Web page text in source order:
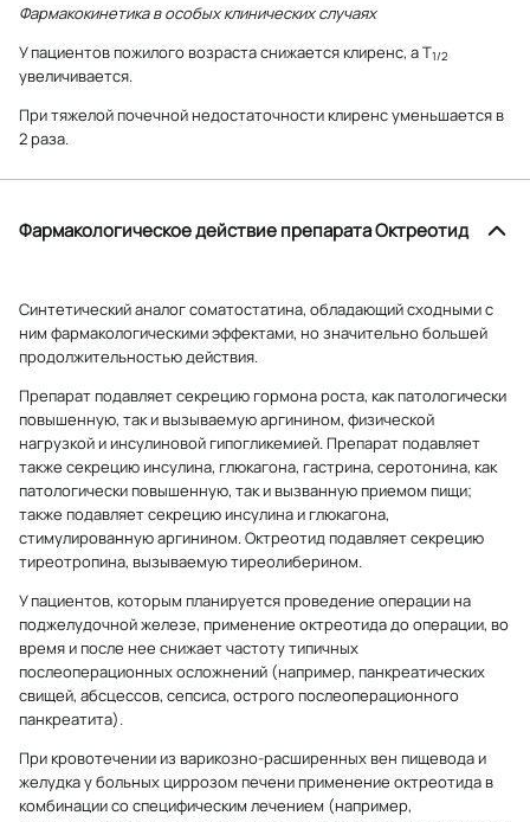
Фармакокинетика в особых клинических случаях
У пациентов пожилого возраста снижается клиренс, а T1/2
увеличивается.
При тяжелой почечной недостаточности клиренс уменьшается в
2 раза.
Фармакологическое действие препарата Октреотид
Синтетический аналог соматостатина, обладающий сходными с
ним фармакологическими эффектами, но значительно большей
продолжительностью действия.
Препарат подавляет секрецию гормона роста, как патологически
повышенную, так и вызываемую аргинином, физической
нагрузкой и инсулиновой гипогликемией. Препарат подавляет
также секрецию инсулина, глюкагона, гастрина, серотонина, как
патологически повышенную, так и вызванную приемом пищи;
также подавляет секрецию инсулина и глюкагона,
стимулированную аргинином. Октреотид подавляет секрецию
тиреотропина, вызываемую тиреолиберином.
У пациентов, которым планируется проведение операции на
поджелудочной железе, применение октреотида до операции, во
время и после нее снижает частоту типичных
послеоперационных осложнений (например, панкреатических
свищей, абсцессов, сепсиса, острого послеоперационного
панкреатита).
При кровотечении из варикозно-расширенных вен пищевода и
желудка у больных циррозом печени применение октреотида в
комбинации со специфическим лечением (например,